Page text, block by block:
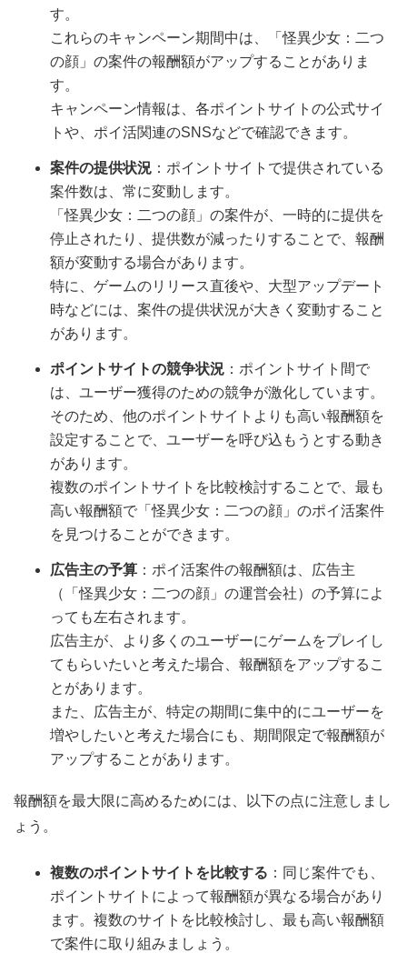
す。
これらのキャンペーン期間中は、「怪異少女：二つ
の顔」の案件の報酬額がアップすることがありま
す。
キャンペーン情報は、各ポイントサイトの公式サイ
トや、ポイ活関連のSNSなどで確認できます。
案件の提供状況 ：ポイントサイトで提供されている
案件数は、常に変動します。
「怪異少女：二つの顔」の案件が、一時的に提供を
停止されたり、提供数が減ったりすることで、報酬
額が変動する場合があります。
特に、ゲームのリリース直後や、大型アップデート
時などには、案件の提供状況が大きく変動すること
があります。
ポイントサイトの競争状況 ：ポイントサイト間で
は、ユーザー獲得のための競争が激化しています。
そのため、他のポイントサイトよりも高い報酬額を
設定することで、ユーザーを呼び込もうとする動き
があります。
複数のポイントサイトを比較検討することで、最も
高い報酬額で「怪異少女：二つの顔」のポイ活案件
を見つけることができます。
広告主の予算 ：ポイ活案件の報酬額は、広告主
（「怪異少女：二つの顔」の運営会社）の予算によ
っても左右されます。
広告主が、より多くのユーザーにゲームをプレイし
てもらいたいと考えた場合、報酬額をアップするこ
とがあります。
また、広告主が、特定の期間に集中的にユーザーを
増やしたいと考えた場合にも、期間限定で報酬額が
アップすることがあります。
報酬額を最大限に高めるためには、以下の点に注意しまし
ょう。
複数のポイントサイトを比較する ：同じ案件でも、
ポイントサイトによって報酬額が異なる場合があり
ます。複数のサイトを比較検討し、最も高い報酬額
で案件に取り組みましょう。